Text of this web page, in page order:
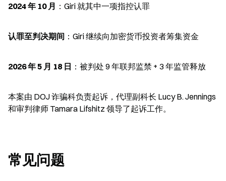
2024 年 10 月 ：Giri 就其中一项指控认罪
认罪至判决期间 ：Giri 继续向加密货币投资者筹集资金
2026 年 5 月 18 日 ：被判处 9 年联邦监禁 + 3 年监管释放
本案由 DOJ 诈骗科负责起诉，代理副科长 Lucy B. Jennings
和审判律师 Tamara Lifshitz 领导了起诉工作。
常见问题